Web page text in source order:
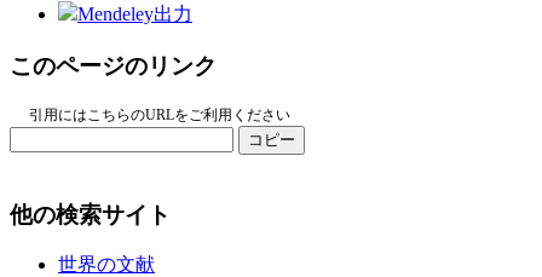
Mendeley出力
このページのリンク
引用にはこちらのURLをご利用ください
コピー
他の検索サイト
世界の文献